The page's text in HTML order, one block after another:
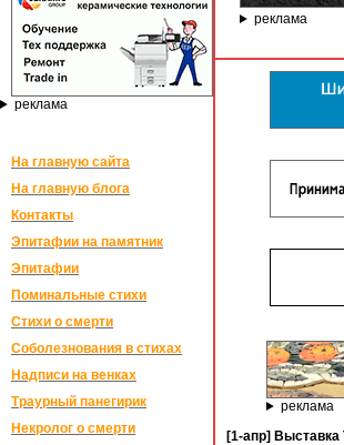
реклама
На главную сайта
На главную блога
Контакты
Эпитафии на памятник
Эпитафии
Поминальные стихи
Стихи о смерти
Соболезнования в стихах
Надписи на венках
Траурный панегирик
Некролог о смерти
реклама
реклама
[1-апр] Выставка